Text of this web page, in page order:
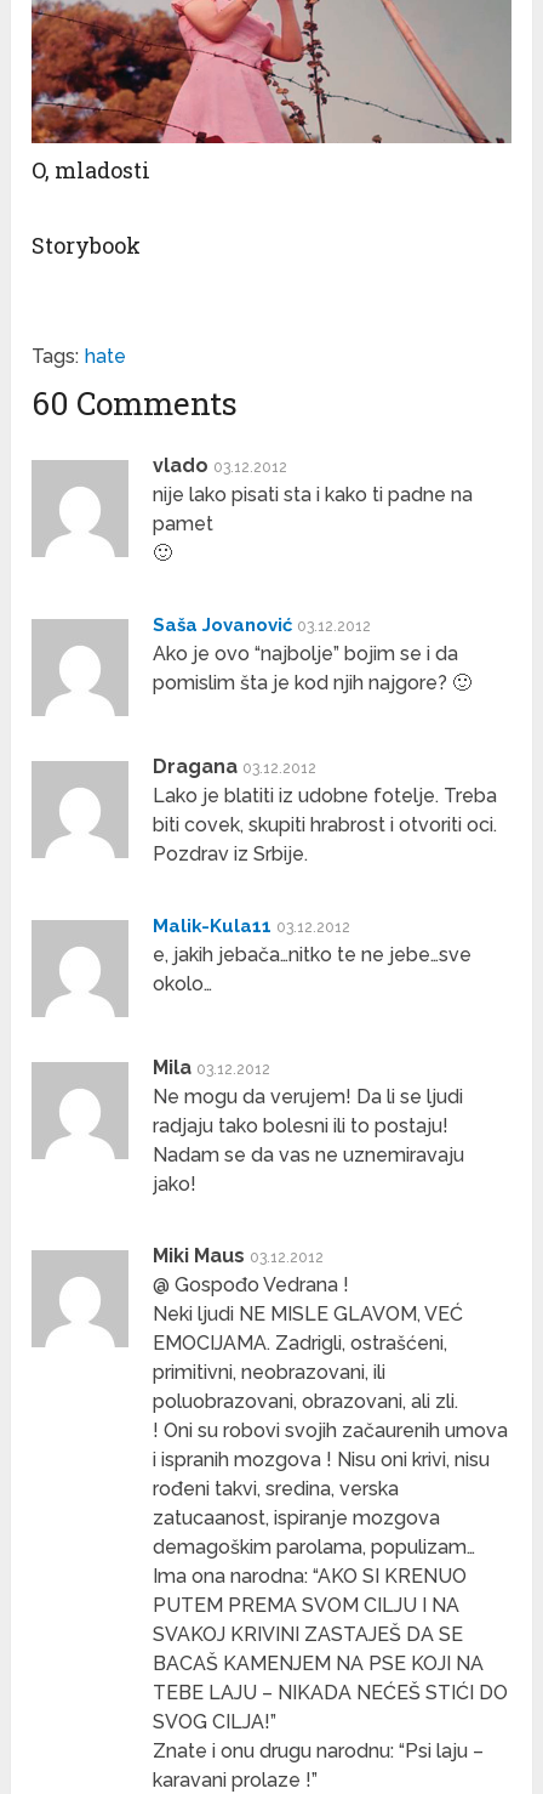
O, mladosti
Storybook
Tags: hate
60 Comments
vlado 03.12.2012
nije lako pisati sta i kako ti padne na
pamet
🙂
Saša Jovanović 03.12.2012
Ako je ovo “najbolje” bojim se i da
pomislim šta je kod njih najgore? 🙂
Dragana 03.12.2012
Lako je blatiti iz udobne fotelje. Treba
biti covek, skupiti hrabrost i otvoriti oci.
Pozdrav iz Srbije.
Malik-Kula11 03.12.2012
e, jakih jebača…nitko te ne jebe…sve
okolo…
Mila 03.12.2012
Ne mogu da verujem! Da li se ljudi
radjaju tako bolesni ili to postaju!
Nadam se da vas ne uznemiravaju
jako!
Miki Maus 03.12.2012
@ Gospođo Vedrana !
Neki ljudi NE MISLE GLAVOM, VEĆ
EMOCIJAMA. Zadrigli, ostrašćeni,
primitivni, neobrazovani, ili
poluobrazovani, obrazovani, ali zli.
! Oni su robovi svojih začaurenih umova
i ispranih mozgova ! Nisu oni krivi, nisu
rođeni takvi, sredina, verska
zatucaanost, ispiranje mozgova
demagoškim parolama, populizam…
Ima ona narodna: “AKO SI KRENUO
PUTEM PREMA SVOM CILJU I NA
SVAKOJ KRIVINI ZASTAJEŠ DA SE
BACAŠ KAMENJEM NA PSE KOJI NA
TEBE LAJU – NIKADA NEĆEŠ STIĆI DO
SVOG CILJA!”
Znate i onu drugu narodnu: “Psi laju –
karavani prolaze !”